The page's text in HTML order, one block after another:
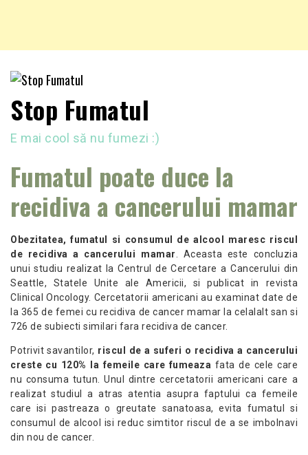
Stop Fumatul
E mai cool să nu fumezi :)
Fumatul poate duce la
recidiva a cancerului mamar
Obezitatea, fumatul si consumul de alcool maresc riscul
de recidiva a cancerului mamar. Aceasta este concluzia
unui studiu realizat la Centrul de Cercetare a Cancerului din
Seattle, Statele Unite ale Americii, si publicat in revista
Clinical Oncology. Cercetatorii americani au examinat date de
la 365 de femei cu recidiva de cancer mamar la celalalt san si
726 de subiecti similari fara recidiva de cancer.
Potrivit savantilor, riscul de a suferi o recidiva a cancerului
creste cu 120% la femeile care fumeaza fata de cele care
nu consuma tutun. Unul dintre cercetatorii americani care a
realizat studiul a atras atentia asupra faptului ca femeile
care isi pastreaza o greutate sanatoasa, evita fumatul si
consumul de alcool isi reduc simtitor riscul de a se imbolnavi
din nou de cancer.